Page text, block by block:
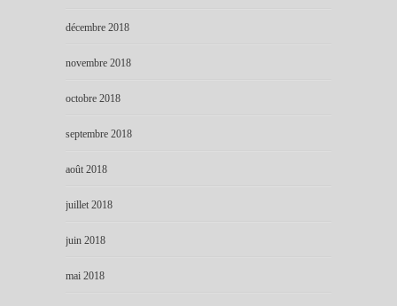
décembre 2018
novembre 2018
octobre 2018
septembre 2018
août 2018
juillet 2018
juin 2018
mai 2018